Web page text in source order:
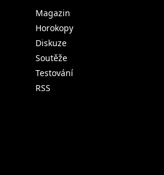
Magazin
Horokopy
Diskuze
Soutěže
Testování
RSS